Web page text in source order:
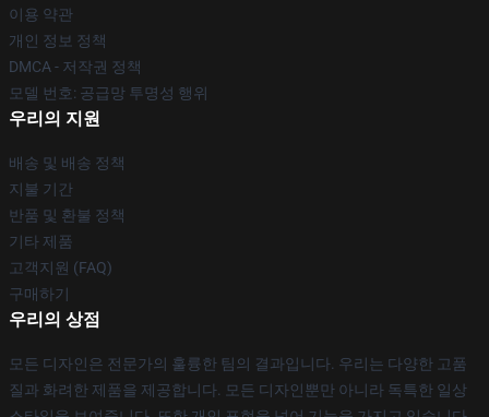
이용 약관
개인 정보 정책
DMCA - 저작권 정책
모델 번호: 공급망 투명성 행위
우리의 지원
배송 및 배송 정책
지불 기간
반품 및 환불 정책
기타 제품
고객지원 (FAQ)
구매하기
우리의 상점
모든 디자인은 전문가의 훌륭한 팀의 결과입니다. 우리는 다양한 고품
질과 화려한 제품을 제공합니다. 모든 디자인뿐만 아니라 독특한 일상